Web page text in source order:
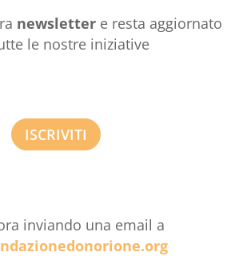
newsletter e resta aggiornato
le nostre iniziative
ISCRIVITI
inviando una email a